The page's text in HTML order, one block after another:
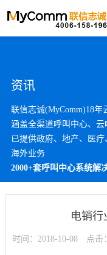
资讯
联信志诚(MyComm)18
涵盖全渠道呼叫中心、
已提供政府、地产、医
海外业务
2000+套呼叫中心系统解
电销行
时间：2018-10-08 点击